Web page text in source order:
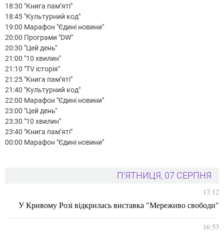
18:30 "Книга пам’яті"
18:45 "Культурний код"
19:00 Марафон "Єдині новини"
20:00 Програми "DW"
20:30 "Цей день"
21:00 "10 хвилин"
21:10 "TV історія"
21:25 "Книга пам’яті"
21:40 "Культурний код"
22:00 Марафон "Єдині новини"
23:00 "Цей день"
23:30 "10 хвилин"
23:40 "Книга пам’яті"
00:00 Марафон "Єдині новини"
П'ЯТНИЦЯ, 07 СЕРПНЯ
17:12
У Кривому Розі відкрилась виставка "Мереживо свободи"
16:53